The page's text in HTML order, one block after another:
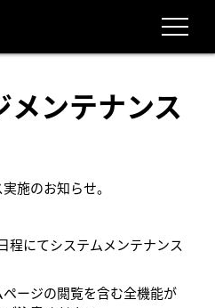
メンテナンス
施のお知らせ。
程にてシステムメンテナンス
ージの閲覧を含む全機能が